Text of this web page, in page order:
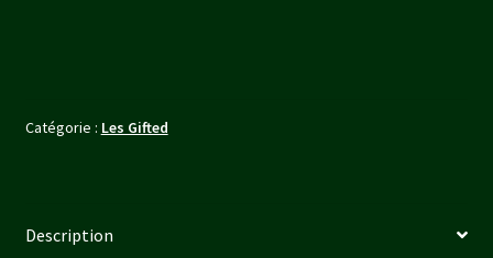
Catégorie : Les Gifted
Description